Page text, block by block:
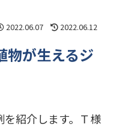
2022.06.07 2022.06.12
物が生えるジ
紹介します。Ｔ様